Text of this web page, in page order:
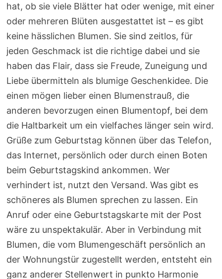
hat, ob sie viele Blätter hat oder wenige, mit einer
oder mehreren Blüten ausgestattet ist – es gibt
keine hässlichen Blumen. Sie sind zeitlos, für
jeden Geschmack ist die richtige dabei und sie
haben das Flair, dass sie Freude, Zuneigung und
Liebe übermitteln als blumige Geschenkidee. Die
einen mögen lieber einen Blumenstrauß, die
anderen bevorzugen einen Blumentopf, bei dem
die Haltbarkeit um ein vielfaches länger sein wird.
Grüße zum Geburtstag können über das Telefon,
das Internet, persönlich oder durch einen Boten
beim Geburtstagskind ankommen. Wer
verhindert ist, nutzt den Versand. Was gibt es
schöneres als Blumen sprechen zu lassen. Ein
Anruf oder eine Geburtstagskarte mit der Post
wäre zu unspektakulär. Aber in Verbindung mit
Blumen, die vom Blumengeschäft persönlich an
der Wohnungstür zugestellt werden, entsteht ein
ganz anderer Stellenwert in punkto Harmonie